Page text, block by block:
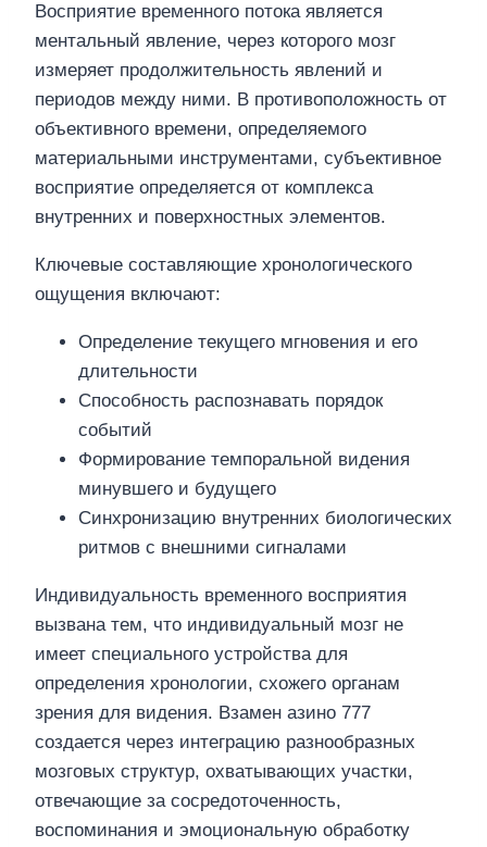
Восприятие временного потока является
ментальный явление, через которого мозг
измеряет продолжительность явлений и
периодов между ними. В противоположность от
объективного времени, определяемого
материальными инструментами, субъективное
восприятие определяется от комплекса
внутренних и поверхностных элементов.
Ключевые составляющие хронологического
ощущения включают:
Определение текущего мгновения и его
длительности
Способность распознавать порядок
событий
Формирование темпоральной видения
минувшего и будущего
Синхронизацию внутренних биологических
ритмов с внешними сигналами
Индивидуальность временного восприятия
вызвана тем, что индивидуальный мозг не
имеет специального устройства для
определения хронологии, схожего органам
зрения для видения. Взамен азино 777
создается через интеграцию разнообразных
мозговых структур, охватывающих участки,
отвечающие за сосредоточенность,
воспоминания и эмоциональную обработку